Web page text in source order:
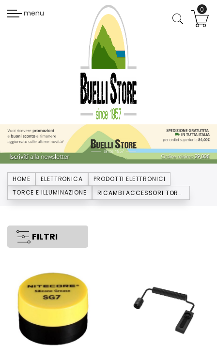
menu
HOME ELETTRONICA
PRODOTTI ELETTRONICI
TORCE E ILLUMINAZIONE
RICAMBI ACCESSORI TORCE
FILTRI